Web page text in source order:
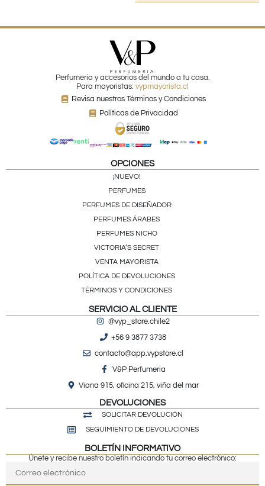
Perfumería y accesorios del mundo a tu casa.
Para mayoristas: vypmayorista.cl
Revisa nuestros Términos y Condiciones
Políticas de Privacidad
OPCIONES
¡NUEVO!
PERFUMES
PERFUMES DE DISEÑADOR
PERFUMES ÁRABES
PERFUMES NICHO
VICTORIA’S SECRET
VENTA MAYORISTA
POLÍTICA DE DEVOLUCIONES
TÉRMINOS Y CONDICIONES
SERVICIO AL CLIENTE
@vyp_store.chile2
+56 9 3877 3738
contacto@app.vypstore.cl
V&P Perfumeria
Viana 915, oficina 215, viña del mar
DEVOLUCIONES
SOLICITAR DEVOLUCIÓN
SEGUIMIENTO DE DEVOLUCIONES
BOLETÍN INFORMATIVO
Únete y recibe nuestro boletín indicando tu correo electrónico: